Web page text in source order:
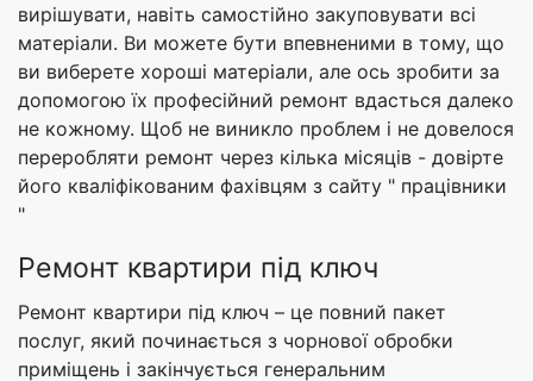
вирішувати, навіть самостійно закуповувати всі
матеріали. Ви можете бути впевненими в тому, що
ви виберете хороші матеріали, але ось зробити за
допомогою їх професійний ремонт вдасться далеко
не кожному. Щоб не виникло проблем і не довелося
переробляти ремонт через кілька місяців - довірте
його кваліфікованим фахівцям з сайту " працівники
"
Ремонт квартири під ключ
Ремонт квартири під ключ – це повний пакет
послуг, який починається з чорнової обробки
приміщень і закінчується генеральним